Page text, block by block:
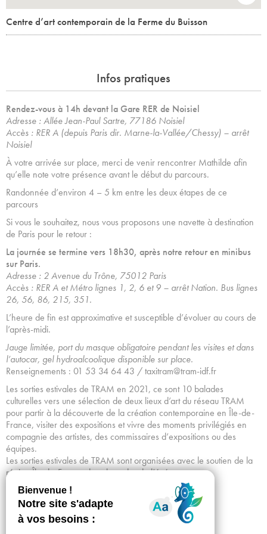
Centre d’art contemporain de la Ferme du Buisson
Infos pratiques
Rendez-vous à 14h devant la Gare RER de Noisiel
Adresse : Allée Jean-Paul Sartre, 77186 Noisiel
Accès : RER A (depuis Paris dir. Marne-la-Vallée/Chessy) – arrêt
Noisiel
À votre arrivée sur place, merci de venir rencontrer Mathilde afin
qu’elle note votre présence avant le début du parcours.
Randonnée d’environ 4 – 5 km entre les deux étapes de ce
parcours
Si vous le souhaitez, nous vous proposons une navette à destination
de Paris pour le retour :
La journée se termine vers 18h30, après notre retour en minibus
sur Paris.
Adresse : 2 Avenue du Trône, 75012 Paris
Accès : RER A et Métro lignes 1, 2, 6 et 9 – arrêt Nation. Bus lignes
26, 56, 86, 215, 351.
L’heure de fin est approximative et susceptible d’évoluer au cours de
l’après-midi.
Jauge limitée, port du masque obligatoire pendant les visites et dans
l’autocar, gel hydroalcoolique disponible sur place.
Renseignements : 01 53 34 64 43 / taxitram@tram-idf.fr
Les sorties estivales de TRAM en 2021, ce sont 10 balades
culturelles vers une sélection de deux lieux d’art du réseau TRAM
pour partir à la découverte de la création contemporaine en Île-de-
France, visiter des expositions et vivre des moments privilégiés en
compagnie des artistes, des commissaires d’expositions ou des
équipes.
Les sorties estivales de TRAM sont organisées avec le soutien de la
région Île-de-France dans le cadre de l’événement
#MONÉTÉMARÉGION.
Achetez vos billets